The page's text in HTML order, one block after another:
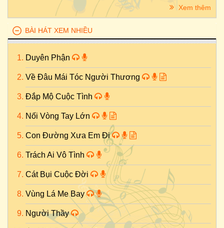
Xem thêm
BÀI HÁT XEM NHIỀU
Duyên Phận
Về Đâu Mái Tóc Người Thương
Đắp Mộ Cuộc Tình
Nối Vòng Tay Lớn
Con Đường Xưa Em Đi
Trách Ai Vô Tình
Cát Bụi Cuộc Đời
Vùng Lá Me Bay
Người Thầy